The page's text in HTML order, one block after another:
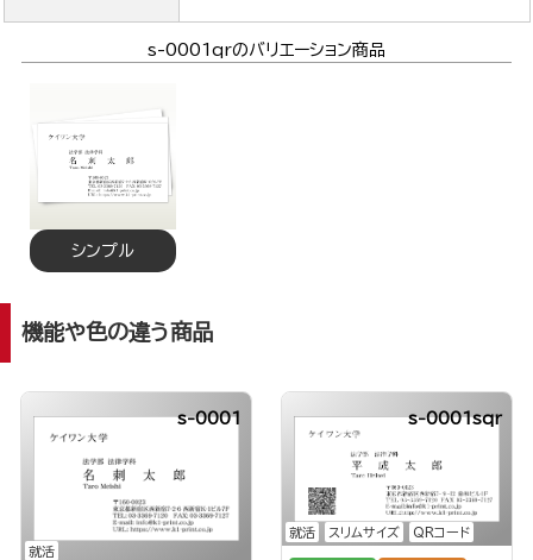
s-0001qrのバリエーション商品
シンプル
機能や色の違う商品
就活
s-0001
就活 スリムサイズ QRコード
s-0001sqr